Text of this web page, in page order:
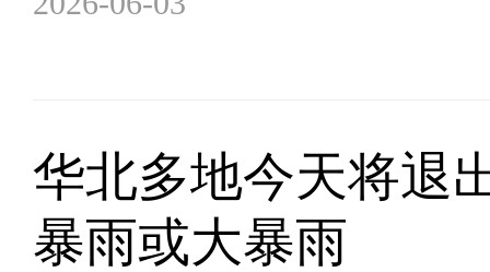
华北多地今天将退
暴雨或大暴雨